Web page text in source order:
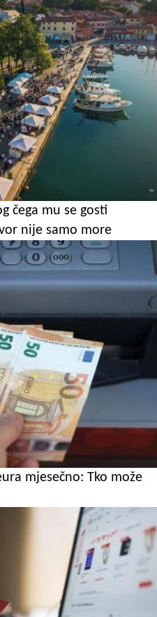
čega mu se gosti
nije samo more
mjesečno: Tko može